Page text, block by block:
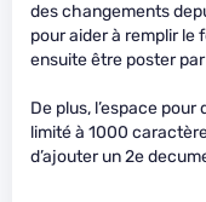
des changements
pour aider à remplir le
ensuite être poster
De plus, l’espace
limité à 1000
d’ajouter un 2e